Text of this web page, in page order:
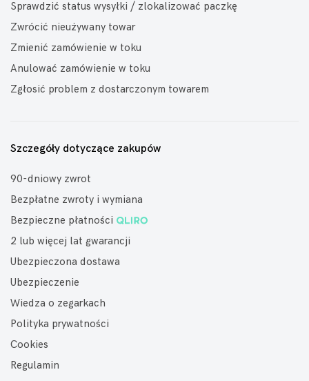
Sprawdzić status wysyłki / zlokalizować paczkę
Zwrócić nieużywany towar
Zmienić zamówienie w toku
Anulować zamówienie w toku
Zgłosić problem z dostarczonym towarem
Szczegóły dotyczące zakupów
90-dniowy zwrot
Bezpłatne zwroty i wymiana
Bezpieczne płatności
2 lub więcej lat gwarancji
Ubezpieczona dostawa
Ubezpieczenie
Wiedza o zegarkach
Polityka prywatności
Cookies
Regulamin